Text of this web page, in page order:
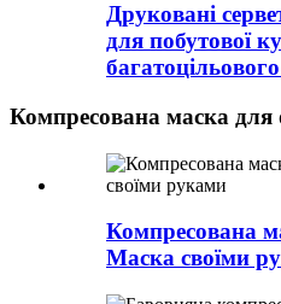
Друковані
для побутової
Компресована маска для
Компресована
Маска своїми